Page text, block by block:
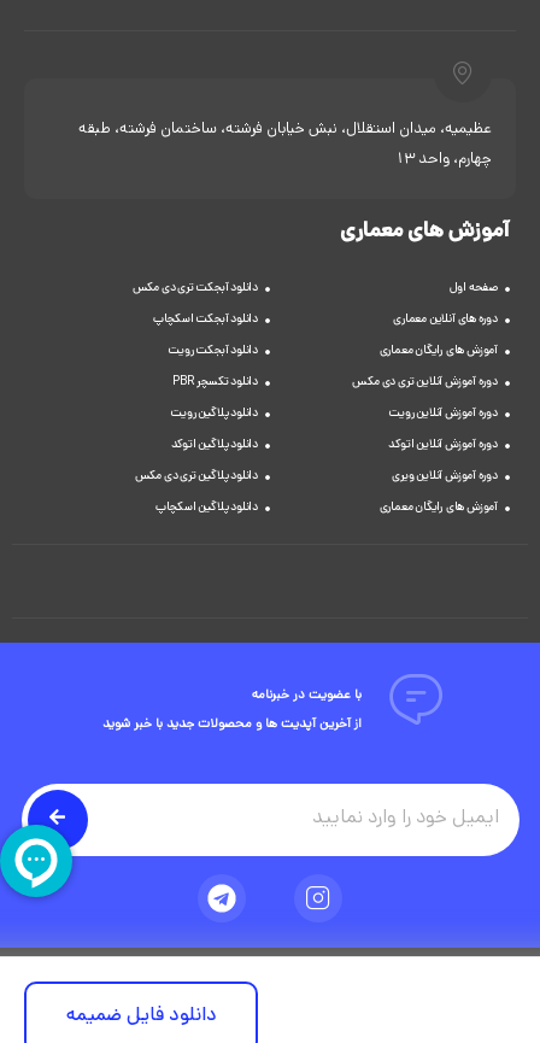
دانلود فایل ضمیمه
عظیمیه، میدان استقلال، نبش خیابان فرشته، ساختمان فرشته، طبقه
چهارم، واحد 13
آموزش های معماری
صفحه اول
دوره های آنلاین معماری
آموزش های رایگان معماری
دوره آموزش آنلاین تری دی مکس
دوره آموزش آنلاین رویت
دوره آموزش آنلاین اتوکد
دوره آموزش آنلاین ویری
آموزش های رایگان معماری
دانلود آبجکت تری دی مکس
دانلود آبجکت اسکچاپ
دانلود آبجکت رویت
دانلود تکسچر PBR
دانلود پلاگین رویت
دانلود پلاگین اتوکد
دانلود پلاگین تری دی مکس
دانلود پلاگین اسکچاپ
با عضویت در خبرنامه
از آخرین آپدیت ها و محصولات جدید با خبر شوید
تمامی حقوق مادی و معنوی این وبسایت متعلق به شرکت ویوید ویژوال است.